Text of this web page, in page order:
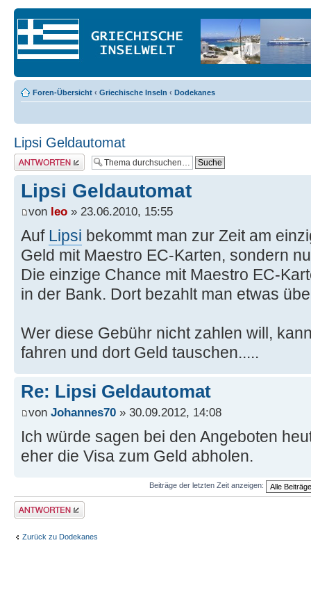
Foren-Übersicht ‹ Griechische Inseln ‹ Dodekanes
Lipsi Geldautomat
Antwort erstellen
Lipsi Geldautomat
von leo » 23.06.2010, 15:55
Auf Lipsi bekommt man zur Zeit am
Geld mit Maestro EC-Karten, sondern
Die einzige Chance mit Maestro EC-
in der Bank. Dort bezahlt man etwas
Wer diese Gebühr nicht zahlen will,
fahren und dort Geld tauschen.....
Re: Lipsi Geldautomat
von Johannes70 » 30.09.2012, 14:08
Ich würde sagen bei den Angeboten
eher die Visa zum Geld abholen.
Beiträge der letzten Zeit anzeigen:
Antwort erstellen
Zurück zu Dodekanes